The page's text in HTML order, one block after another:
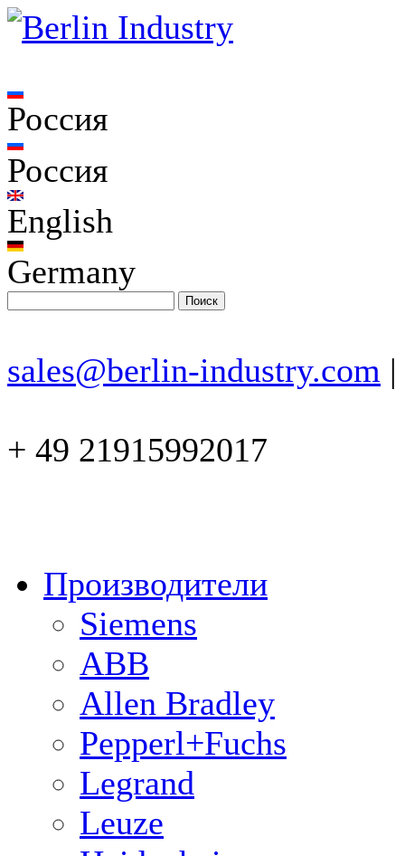
Россия
Россия
English
Germany
sales@berlin-industry.com |
+ 49 21915992017
Производители
Siemens
ABB
Allen Bradley
Pepperl+Fuchs
Legrand
Leuze